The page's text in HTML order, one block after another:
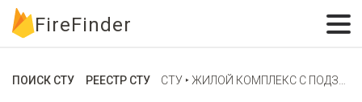
FireFinder
ПОИСК СТУ РЕЕСТР СТУ